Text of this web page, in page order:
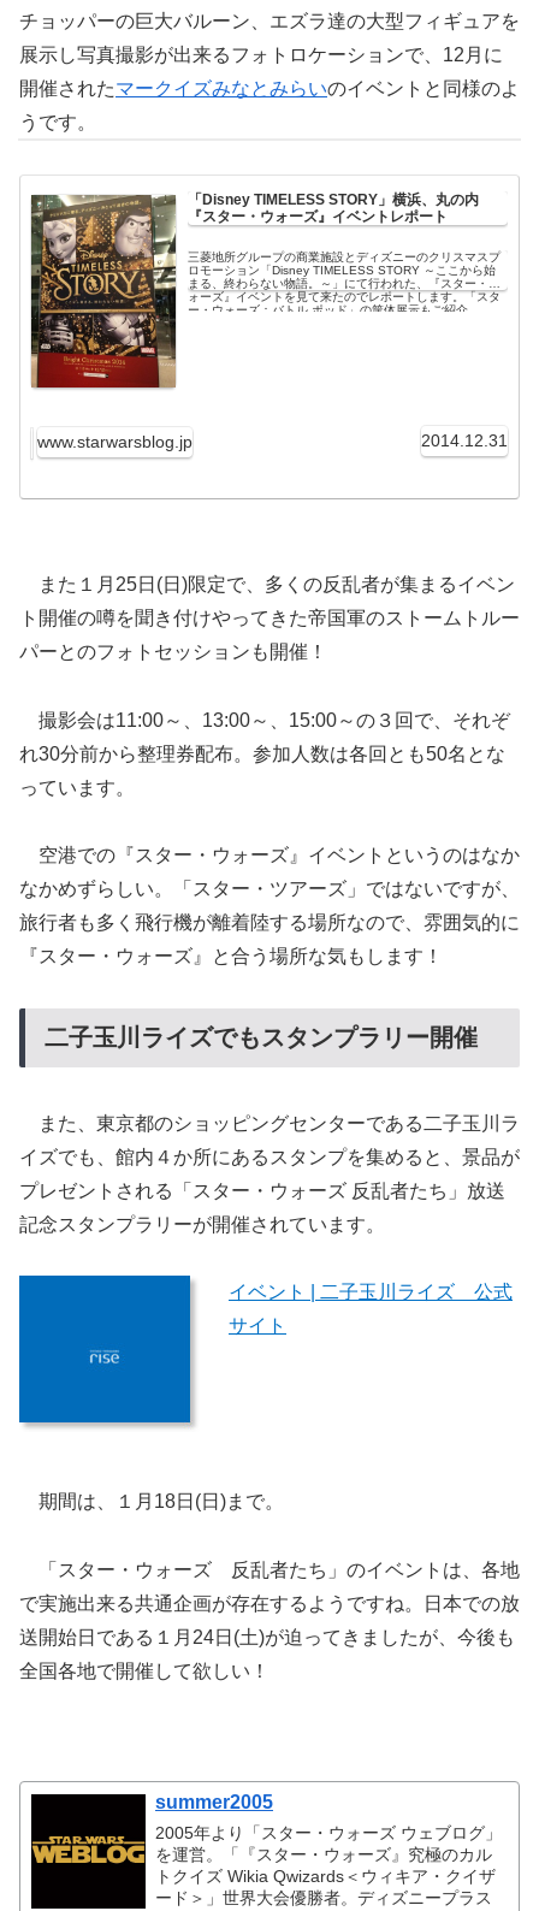
チョッパーの巨大バルーン、エズラ達の大型フィギュアを
展示し写真撮影が出来るフォトロケーションで、12月に
開催されたマークイズみなとみらいのイベントと同様のよ
うです。
「Disney TIMELESS STORY」横浜、丸の内
『スター・ウォーズ』イベントレポート
三菱地所グループの商業施設とディズニーのクリスマスプ
ロモーション「Disney TIMELESS STORY ～ここから始
まる、終わらない物語。～」にて行われた、『スター・ウ
ォーズ』イベントを見て来たのでレポートします。「スタ
ー・ウォーズ：バトル ポッド」の筐体展示もご紹介。
www.starwarsblog.jp 2014.12.31
また１月25日(日)限定で、多くの反乱者が集まるイベン
ト開催の噂を聞き付けやってきた帝国軍のストームトルー
パーとのフォトセッションも開催！
撮影会は11:00～、13:00～、15:00～の３回で、それぞ
れ30分前から整理券配布。参加人数は各回とも50名とな
っています。
空港での『スター・ウォーズ』イベントというのはなか
なかめずらしい。「スター・ツアーズ」ではないですが、
旅行者も多く飛行機が離着陸する場所なので、雰囲気的に
『スター・ウォーズ』と合う場所な気もします！
二子玉川ライズでもスタンプラリー開催
また、東京都のショッピングセンターである二子玉川ラ
イズでも、館内４か所にあるスタンプを集めると、景品が
プレゼントされる「スター・ウォーズ 反乱者たち」放送
記念スタンプラリーが開催されています。
イベント | 二子玉川ライズ 公式
サイト
期間は、１月18日(日)まで。
「スター・ウォーズ 反乱者たち」のイベントは、各地
で実施出来る共通企画が存在するようですね。日本での放
送開始日である１月24日(土)が迫ってきましたが、今後も
全国各地で開催して欲しい！
summer2005
2005年より「スター・ウォーズ ウェブログ」
を運営。「『スター・ウォーズ』究極のカル
トクイズ Wikia Qwizards＜ウィキア・クイザ
ード＞」世界大会優勝者。ディズニープラス